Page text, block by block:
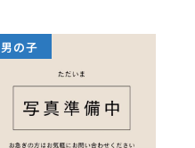
男の子